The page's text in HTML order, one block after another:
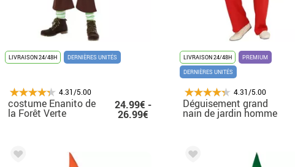
LIVRAISON 24/48H DERNIÈRES UNITÉS
4.31/5.00
costume Enanito de
la Forêt Verte
24.99€ -
26.99€
LIVRAISON 24/48H
PREMIUM
DERNIÈRES UNITÉS
4.31/5.00
Déguisement grand
nain de jardin homme